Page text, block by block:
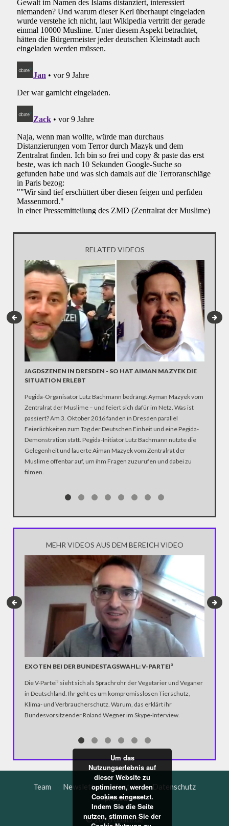
RELATED VIDEOS
JAGDSZENEN IN DRESDEN - SO HAT AIMAN MAZYEK DIE
SITUATION ERLEBT
Pegida-Organisator Lutz Bachmann bedrängt Ayman Mazyek vom
Zentralrat der Muslime – und feiert sich dafür im Netz. Was ist
passiert? Am 3. Oktober 2016 fanden in Dresden parallel
Feierlichkeiten zum Tag der Deutschen Einheit und eine Pegida-
Demonstration statt. Pegida-Initiator Lutz Bachmann nutzte die
Gelegenheit und lauerte Aiman Mazyek vom Zentralrat der
Muslime offenbar auf, um ihm Fragen zuzurufen und dabei zu
filmen.
MEHR VIDEOS AUS DEM BEREICH VIDEO
EXOTEN BEI DER BUNDESTAGSWAHL: V-PARTEI³
Die V-Partei³ sieht sich als Sprachrohr der Vegetarier und Veganer
in Deutschland. Ihr geht es um kompromisslosen Tierschutz,
Klima- und Verbraucherschutz. Warum, das erklärt ihr
Bundesvorsitzender Roland Wegner im Skype-Interview.
Team Newsletter Kontakt
Datenschutz
Impressum
© 2016 dbate.de
Um das
Nutzungserlebnis auf
dieser Website zu
optimieren, werden
Cookies eingesetzt.
Indem Sie die Seite
nutzen, stimmen Sie der